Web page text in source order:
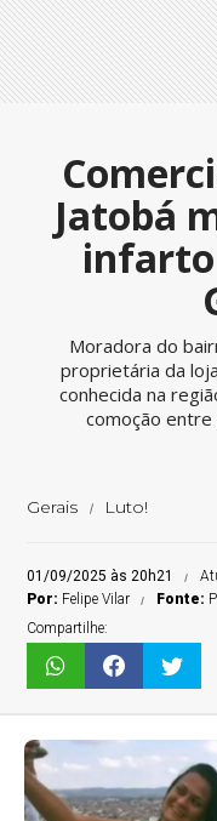
Jatobá
infarto
Moradora do
proprietária da
conhecida na
comoção entre
Gerais Luto!
01/09/2025 às 20h21
Por: Felipe Vilar Fonte:
Compartilhe: